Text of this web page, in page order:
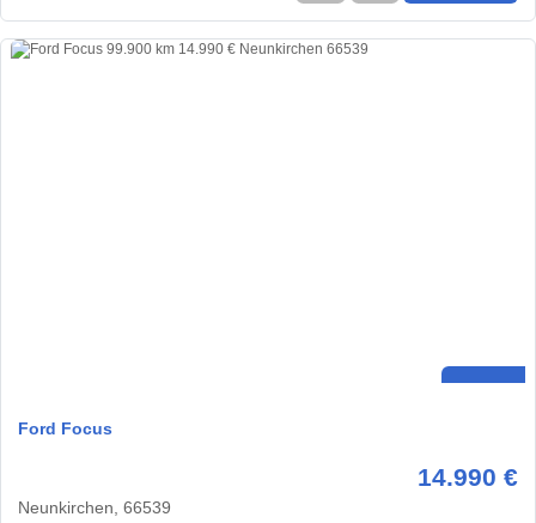
Ford Focus
14.990 €
Neunkirchen, 66539